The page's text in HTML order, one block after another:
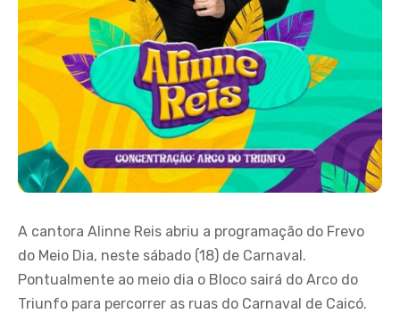
A cantora Alinne Reis abriu a programação do Frevo
do Meio Dia, neste sábado (18) de Carnaval.
Pontualmente ao meio dia o Bloco sairá do Arco do
Triunfo para percorrer as ruas do Carnaval de Caicó.